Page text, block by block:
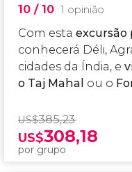
10 / 10 1 opinião
Com esta excursão
conhecerá Déli,
cidades da Índia, e
o Taj Mahal ou o
US$385,23
US$308,18
por grupo